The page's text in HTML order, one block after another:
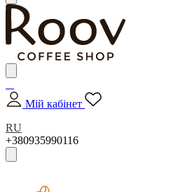
Мій кабінет
RU
+380935990116